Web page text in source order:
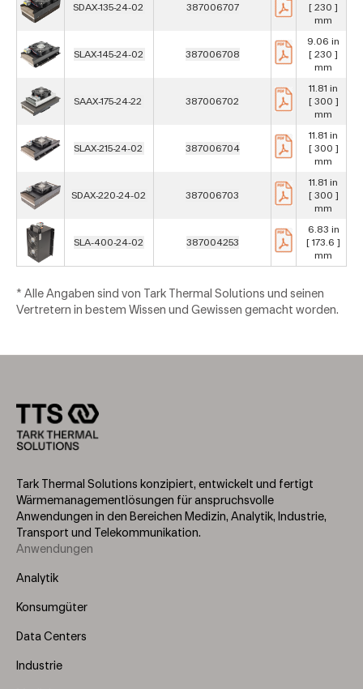
SDAX-135-24-02 387006707
[ 230 ]
mm
SLAX-145-24-02 387006708
9.06 in
[ 230 ]
mm
SAAX-175-24-22 387006702
11.81 in
[ 300 ]
mm
SLAX-215-24-02 387006704
11.81 in
[ 300 ]
mm
SDAX-220-24-02 387006703
11.81 in
[ 300 ]
mm
SLA-400-24-02 387004253
6.83 in
[ 173.6 ]
mm
* Alle Angaben sind von Tark Thermal Solutions und seinen
Vertretern in bestem Wissen und Gewissen gemacht worden.
Tark Thermal Solutions konzipiert, entwickelt und fertigt
Wärmemanagementlösungen für anspruchsvolle
Anwendungen in den Bereichen Medizin, Analytik, Industrie,
Transport und Telekommunikation.
Footer
Menu
Anwendungen
Analytik
Konsumgüter
Data Centers
Industrie